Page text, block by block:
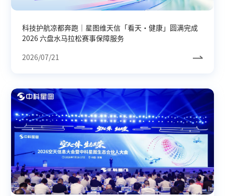
科技护航凉都奔跑｜星图维天信「看天・健康」圆满完成
2026 六盘水马拉松赛事保障服务
2026/07/21